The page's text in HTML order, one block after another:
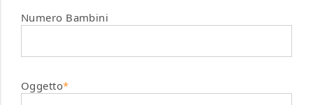
Numero Bambini
Oggetto*